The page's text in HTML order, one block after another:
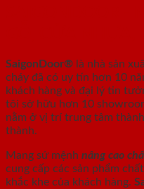
SaigonDoor® là nhà sản
cháy đã có uy tín hơn 10
khách hàng và đại lý tin
tôi sở hữu hơn 10
nằm ở vị trí trung tâm
thành.
Mang sứ mệnh nâng cao
cung cấp các sản phẩm
khắc khe của khách hàng.